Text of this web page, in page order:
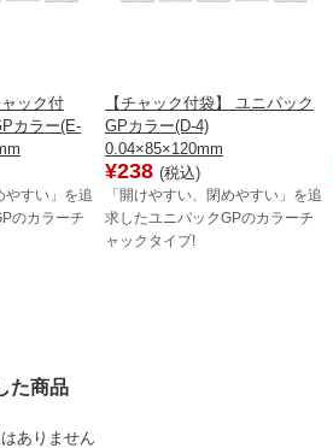
ック付
カラー(E-
やすい」を追
のカラーチ
【チャック付袋】 ユニパック
GPカラー(D-4)
0.04×85×120mm
¥238 (税込)
「開けやすい、閉めやすい」を追
求したユニパックGPのカラーチ
ャックタイプ!
た商品
ありません